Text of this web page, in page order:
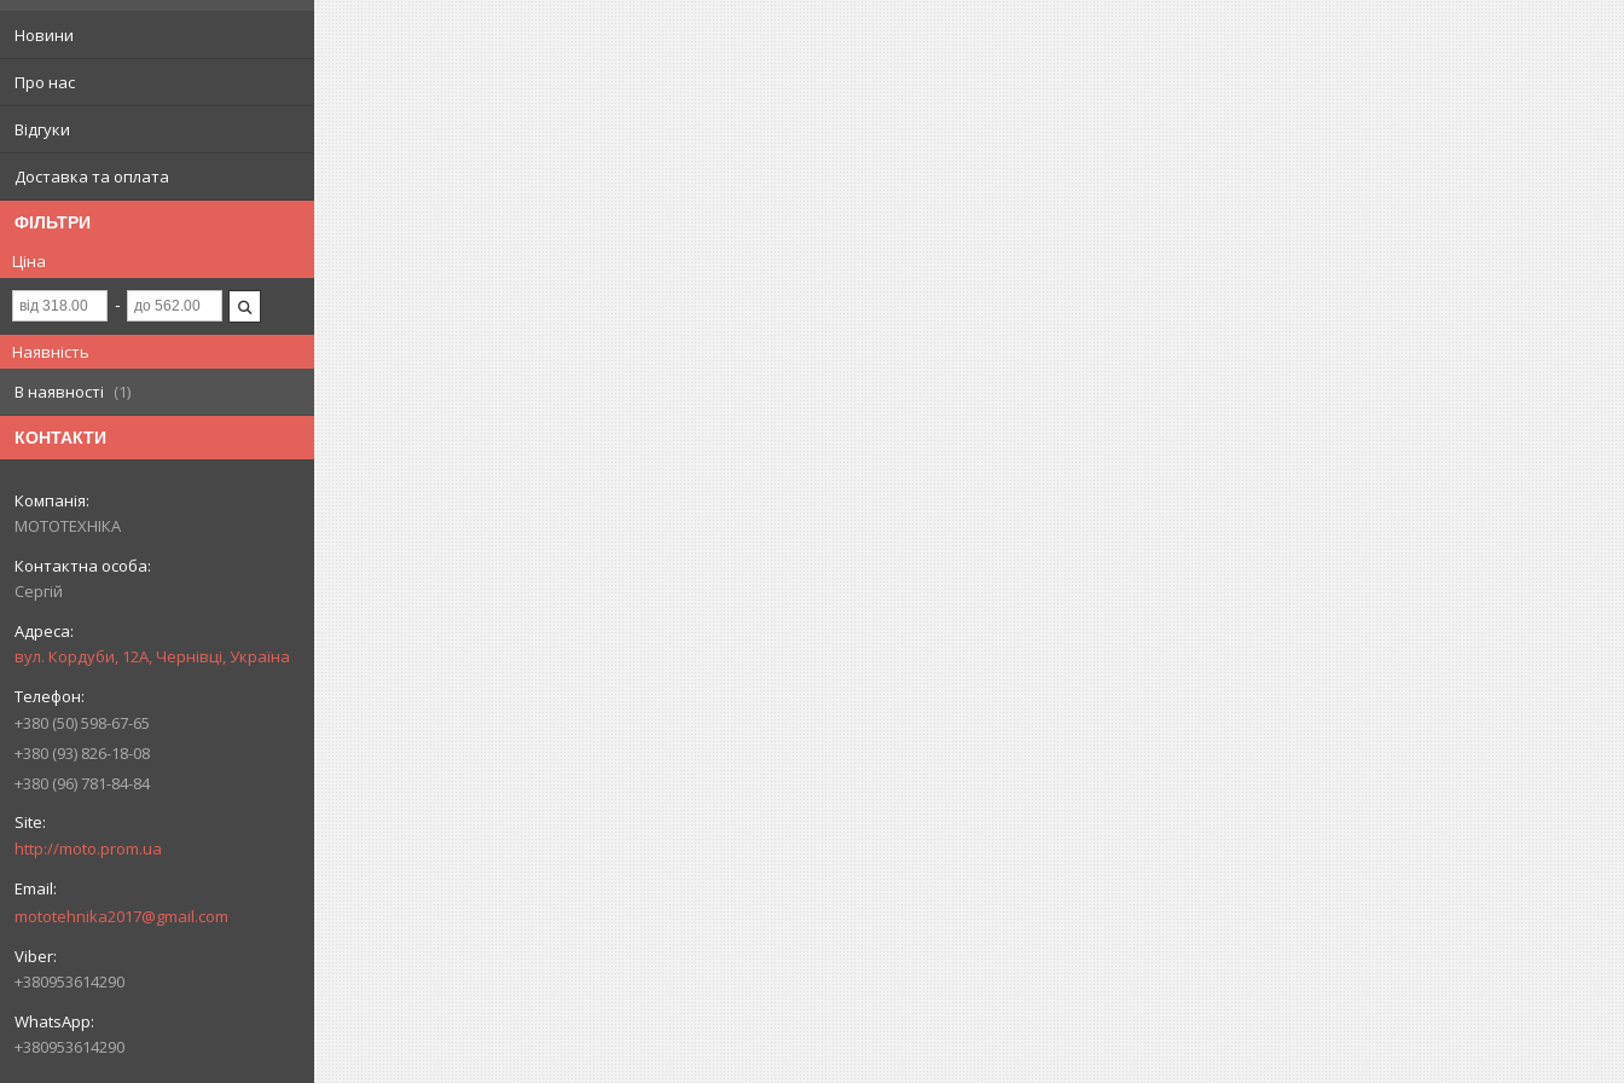
Новини
Про нас
Відгуки
Доставка та оплата
ФІЛЬТРИ
Ціна
Наявність
В наявності
1
КОНТАКТИ
МОТОТЕХНІКА
Сергій
вул. Кордуби, 12А, Чернівці, Україна
+380 (50) 598-67-65
+380 (93) 826-18-08
+380 (96) 781-84-84
http://moto.prom.ua
mototehnika2017@gmail.com
+380953614290
+380953614290